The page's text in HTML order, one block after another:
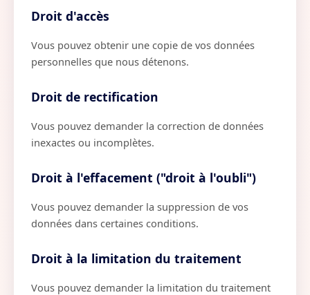
Droit d'accès
Vous pouvez obtenir une copie de vos données
personnelles que nous détenons.
Droit de rectification
Vous pouvez demander la correction de données
inexactes ou incomplètes.
Droit à l'effacement ("droit à l'oubli")
Vous pouvez demander la suppression de vos
données dans certaines conditions.
Droit à la limitation du traitement
Vous pouvez demander la limitation du traitement